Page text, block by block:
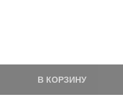
В КОРЗИНУ